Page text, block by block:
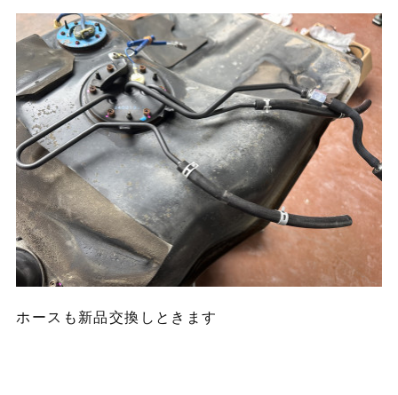
ホースも新品交換しときます